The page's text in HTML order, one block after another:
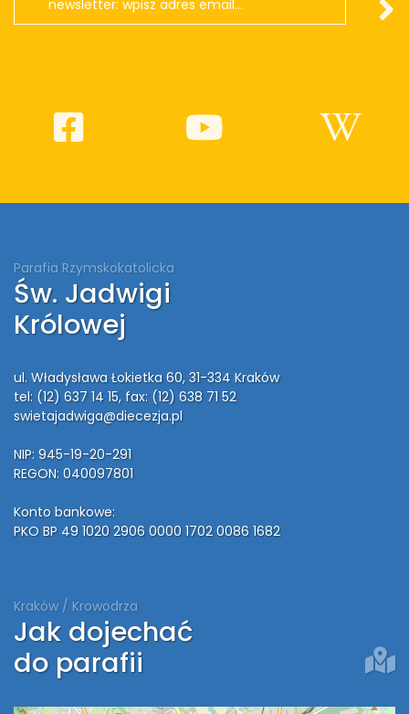
Parafia Rzymskokatolicka
Św. Jadwigi
Królowej
ul. Władysława Łokietka 60, 31-334 Kraków
tel: (12) 637 14 15, fax: (12) 638 71 52
swietajadwiga@diecezja.pl
NIP: 945-19-20-291
REGON: 040097801
Konto bankowe:
PKO BP 49 1020 2906 0000 1702 0086 1682
Kraków / Krowodrza
Jak dojechać
do parafii